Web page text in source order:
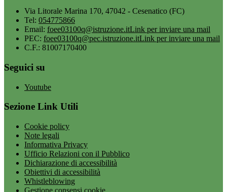
Via Litorale Marina 170, 47042 - Cesenatico (FC)
Tel: 054775866
Email: foee03100q@istruzione.itLink per inviare una mail
PEC: foee03100q@pec.istruzione.itLink per inviare una mail
C.F.: 81007170400
Seguici su
Youtube
Sezione Link Utili
Cookie policy
Note legali
Informativa Privacy
Ufficio Relazioni con il Pubblico
Dichiarazione di accessibilità
Obiettivi di accessibilità
Whistleblowing
Gestione consensi cookie